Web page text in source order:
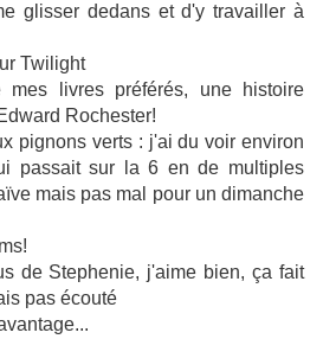
glisser dedans et d'y travailler à
Twilight
livres préférés, une histoire
Rochester!
pignons verts : j'ai du voir environ
passait sur la 6 en de multiples
mais pas mal pour un dimanche
de Stephenie, j'aime bien, ça fait
pas écouté